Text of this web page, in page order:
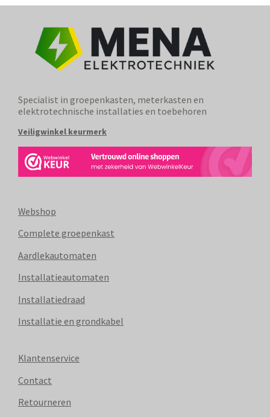
Specialist in groepenkasten, meterkasten en
elektrotechnische installaties en toebehoren
Veiligwinkel keurmerk
Webshop
Complete groepenkast
Aardlekautomaten
Installatieautomaten
Installatiedraad
Installatie en grondkabel
Klantenservice
Contact
Retourneren